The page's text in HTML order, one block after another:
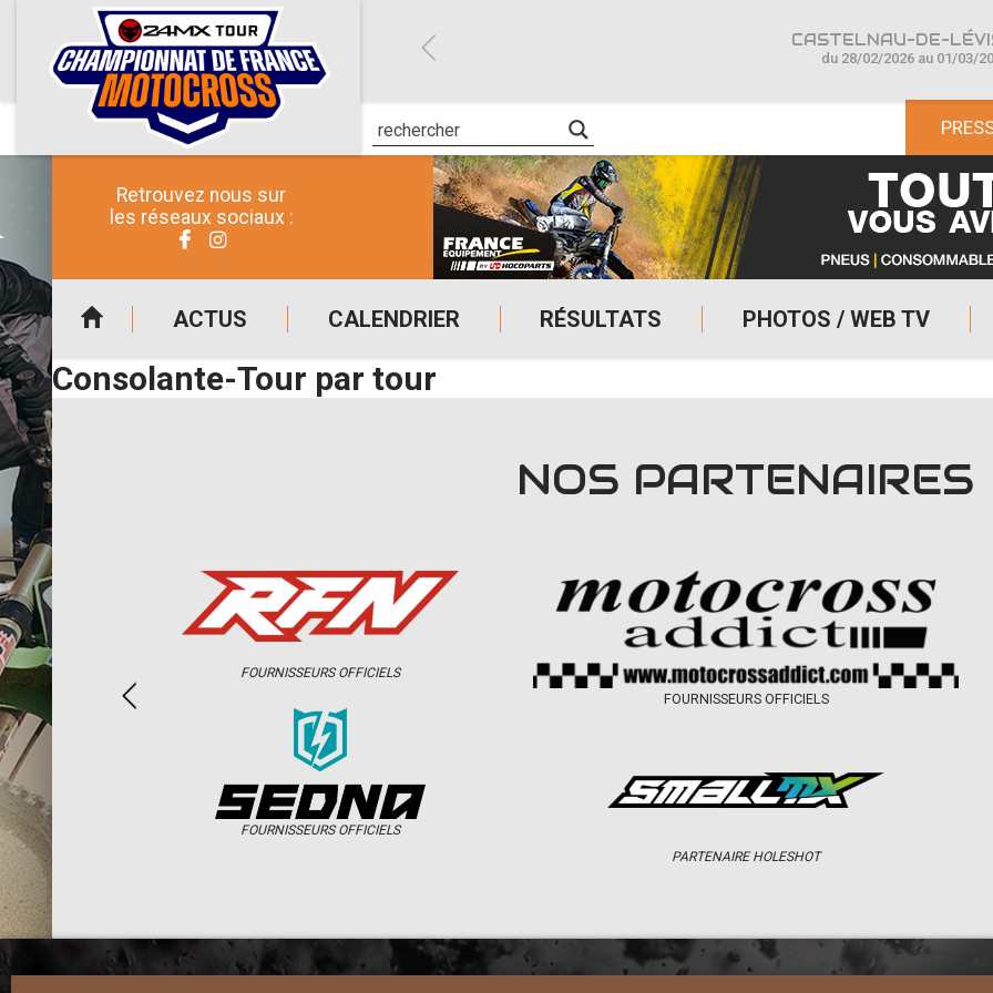
Retrouvez nous sur
les réseaux sociaux :
ACTUS CALENDRIER RÉSULTATS PHOTOS / WEB TV
CASTELNAU-DE-
du 28/02/2026 au 01/03/
Consolante-Tour par tour
NOS PARTENAIRES
FOURNISSEURS OFFICIELS
FOURNISSEURS OFFICIELS
FOURNISSEURS OFFICIELS
PARTENAIRE HOLESHOT